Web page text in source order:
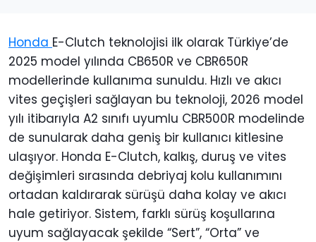
Honda E-Clutch teknolojisi ilk olarak Türkiye’de
2025 model yılında CB650R ve CBR650R
modellerinde kullanıma sunuldu. Hızlı ve akıcı
vites geçişleri sağlayan bu teknoloji, 2026 model
yılı itibarıyla A2 sınıfı uyumlu CBR500R modelinde
de sunularak daha geniş bir kullanıcı kitlesine
ulaşıyor. Honda E-Clutch, kalkış, duruş ve vites
değişimleri sırasında debriyaj kolu kullanımını
ortadan kaldırarak sürüşü daha kolay ve akıcı
hale getiriyor. Sistem, farklı sürüş koşullarına
uyum sağlayacak şekilde “Sert”, “Orta” ve